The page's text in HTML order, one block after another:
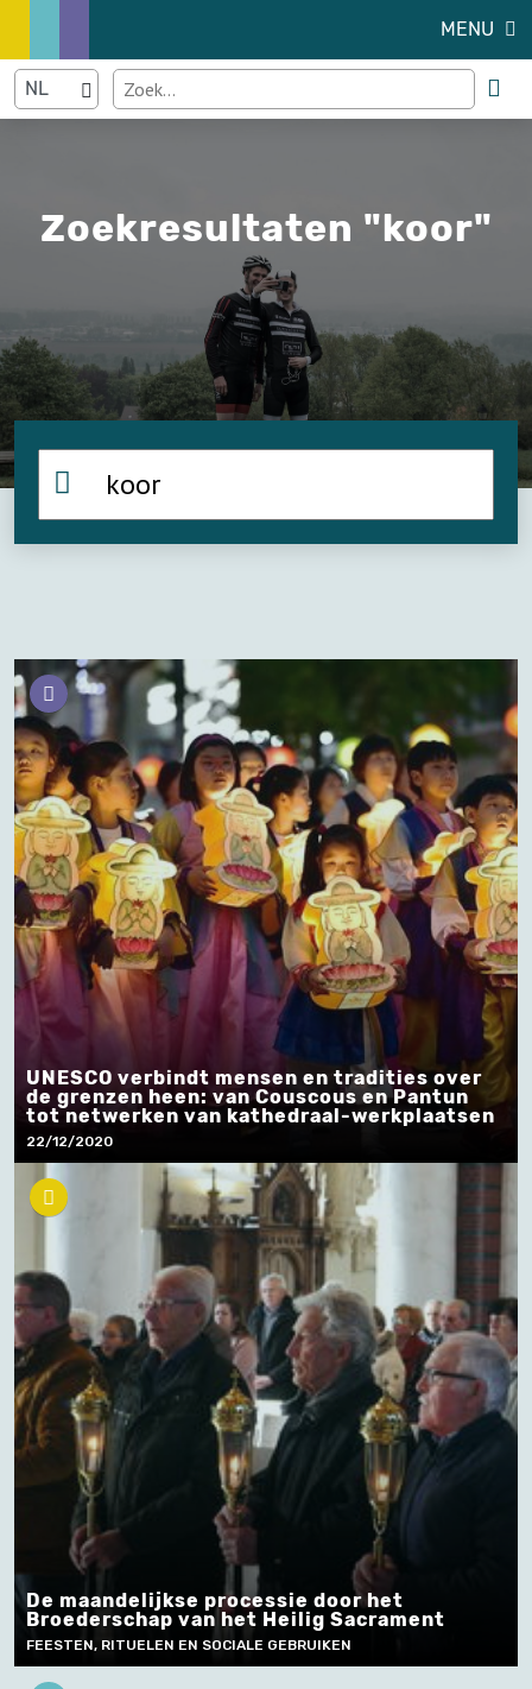
MENU
Zoekresultaten "koor"
UNESCO verbindt mensen en tradities over
de grenzen heen: van Couscous en Pantun
tot netwerken van kathedraal-werkplaatsen
22/12/2020
De maandelijkse processie door het
Broederschap van het Heilig Sacrament
FEESTEN, RITUELEN EN SOCIALE GEBRUIKEN